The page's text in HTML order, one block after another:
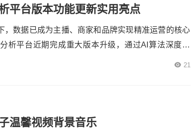
平台版本功能更新实用亮点
，数据已成为主播、商家和品牌实现精准运营的核心
析平台近期完成重大版本升级，通过AI算法深度优
21
温馨视频背景音乐